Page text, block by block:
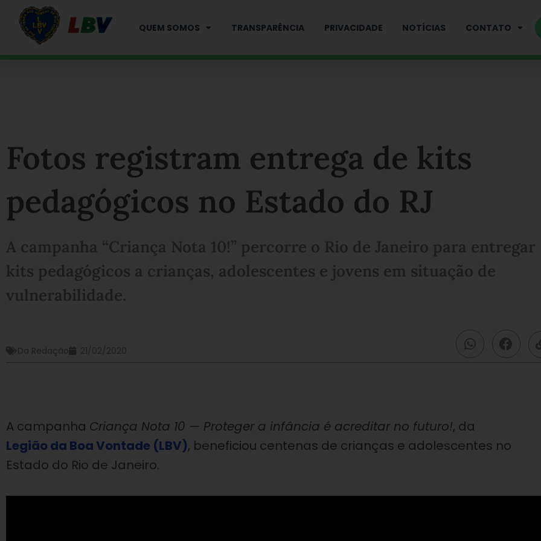
QUEM SOMOS TRANSPARÊNCIA PRIVACIDADE NOTÍCIAS CONTATO
Fotos registram entrega de kits
pedagógicos no Estado do RJ
A campanha “Criança Nota 10!” percorre o Rio de Janeiro para entregar
kits pedagógicos a crianças, adolescentes e jovens em situação de
vulnerabilidade.
Da Redação 21/02/2020
A campanha Criança Nota 10 — Proteger a infância é acreditar no futuro!, da
Legião da Boa Vontade (LBV), beneficiou centenas de crianças e adolescentes no
Estado do Rio de Janeiro.